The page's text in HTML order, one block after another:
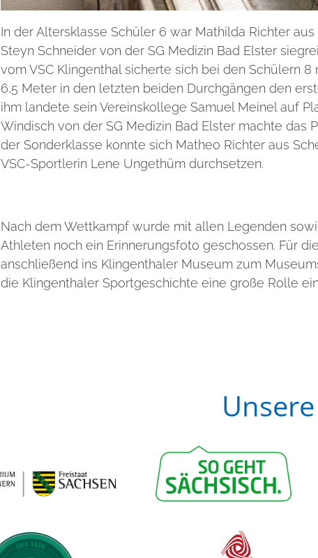
In der Altersklasse Schüler 6 war Mathilda Richter
Steyn Schneider von der SG Medizin Bad Elster
vom VSC Klingenthal sicherte sich bei den Schülern 8
6,5 Meter in den letzten beiden Durchgängen den
ihm landete sein Vereinskollege Samuel Meinel auf
Windisch von der SG Medizin Bad Elster machte das
der Sonderklasse konnte sich Matheo Richter aus
VSC-Sportlerin Lene Ungethüm durchsetzen.
Nach dem Wettkampf wurde mit allen Legenden
Athleten noch ein Erinnerungsfoto geschossen. Für
anschließend ins Klingenthaler Museum zum
die Klingenthaler Sportgeschichte eine große Rolle